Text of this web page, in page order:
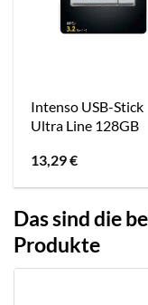
Intenso USB-Stick
Ultra Line 128GB
13,29€
Das sind die
Produkte